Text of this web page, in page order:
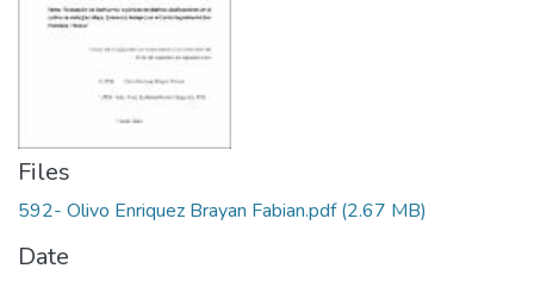
Files
592- Olivo Enriquez Brayan Fabian.pdf(2.67 MB)
Date